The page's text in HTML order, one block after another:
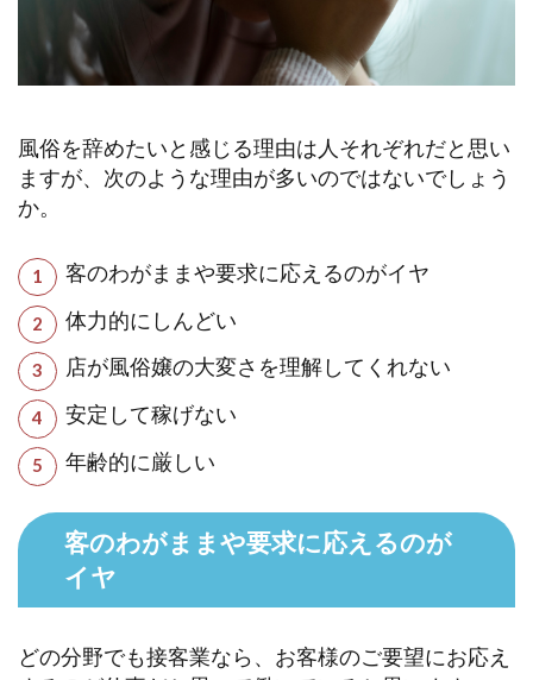
風俗を辞めたいと感じる理由は人それぞれだと思い
ますが、次のような理由が多いのではないでしょう
か。
客のわがままや要求に応えるのがイヤ
体力的にしんどい
店が風俗嬢の大変さを理解してくれない
安定して稼げない
年齢的に厳しい
客のわがままや要求に応えるのが
イヤ
どの分野でも接客業なら、お客様のご要望にお応え